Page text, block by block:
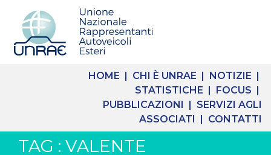
HOME | CHI È UNRAE | NOTIZIE |
STATISTICHE | FOCUS |
PUBBLICAZIONI | SERVIZI AGLI
ASSOCIATI | CONTATTI
TAG : VALENTE